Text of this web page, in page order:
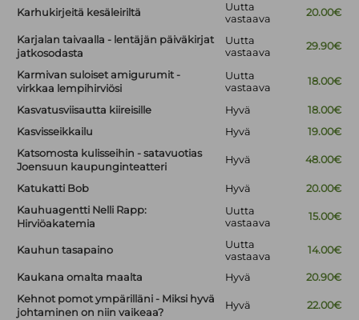
Karhukirjeitä kesäleiriltä
Uutta
vastaava
20.00€
Karjalan taivaalla - lentäjän päiväkirjat
jatkosodasta
Uutta
vastaava
29.90€
Karmivan suloiset amigurumit -
virkkaa lempihirviösi
Uutta
vastaava
18.00€
Kasvatusviisautta kiireisille Hyvä
18.00€
Kasvisseikkailu
Hyvä
19.00€
Katsomosta kulisseihin - satavuotias
Joensuun kaupunginteatteri
Hyvä 48.00€
Katukatti Bob Hyvä
20.00€
Kauhuagentti Nelli Rapp:
Hirviöakatemia
Uutta
vastaava
15.00€
Kauhun tasapaino
Uutta
vastaava
14.00€
Kaukana omalta maalta Hyvä
20.90€
Kehnot pomot ympärilläni - Miksi hyvä
johtaminen on niin vaikeaa?
Hyvä 22.00€